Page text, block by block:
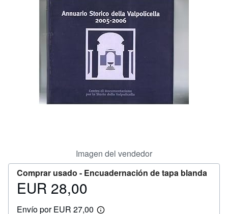
Arte y coleccionismo
Comenzar a vender
CERRAR
Imagen del vendedor
Comprar usado - Encuadernación de tapa blanda
Precio
28,00
EUR 28,00
Envío por EUR 27,00